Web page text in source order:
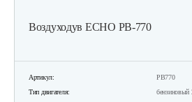
Воздуходув ECHO PB-770
Артикул:
PB770
Тип двигателя:
бензиновый